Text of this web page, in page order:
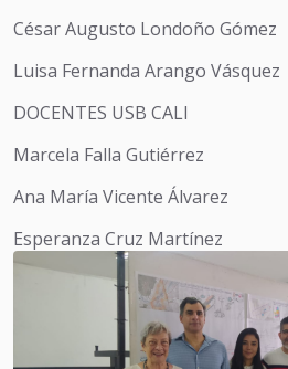
César Augusto Londoño Gómez
Luisa Fernanda Arango Vásquez
DOCENTES USB CALI
Marcela Falla Gutiérrez
Ana María Vicente Álvarez
Esperanza Cruz Martínez